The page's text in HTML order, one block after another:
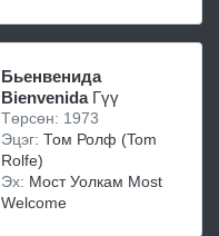
Бьенвенида
BienvenidaГүү
Төрсөн: 1973
Эцэг: Том Ролф (Tom
Rolfe)
Эх: Мост Уолкам Most
Welcome